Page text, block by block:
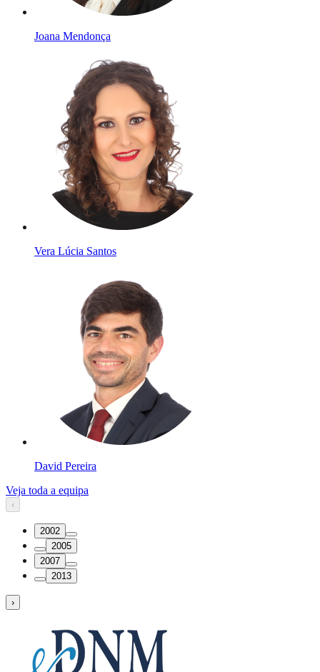
Joana Mendonça
Vera Lúcia Santos
David Pereira
Veja toda a equipa
‹
2002
2005
2007
2013
›